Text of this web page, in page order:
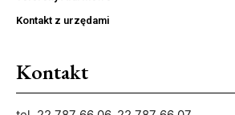
Kontakt z urzędami
Kontakt